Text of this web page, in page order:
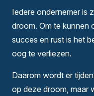
Iedere ondernemer is
droom. Om te kunnen
succes en rust is het
oog te verliezen.
Daarom wordt er
op deze droom, maar